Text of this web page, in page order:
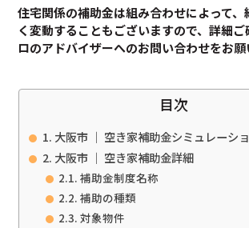
住宅関係の補助金は組み合わせによって、
く変動することもございますので、詳細ご
ロのアドバイザーへのお問い合わせをお願
目次
大阪市 ｜ 空き家補助金シミュレーシ
大阪市 ｜ 空き家補助金詳細
補助金制度名称
補助の種類
対象物件